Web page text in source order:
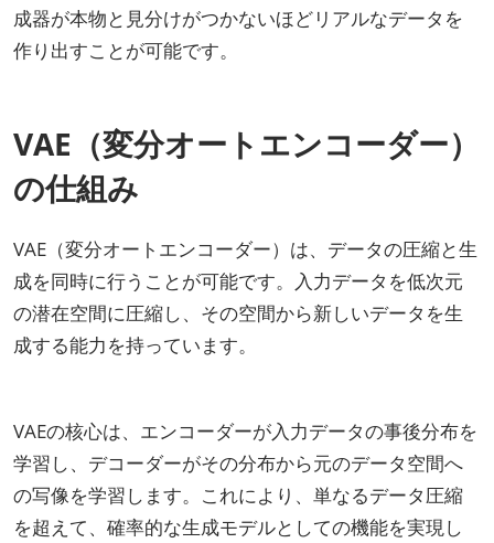
成器が本物と見分けがつかないほどリアルなデータを
作り出すことが可能です。
VAE（変分オートエンコーダー）
の仕組み
VAE（変分オートエンコーダー）は、データの圧縮と生
成を同時に行うことが可能です。入力データを低次元
の潜在空間に圧縮し、その空間から新しいデータを生
成する能力を持っています。
VAEの核心は、エンコーダーが入力データの事後分布を
学習し、デコーダーがその分布から元のデータ空間へ
の写像を学習します。これにより、単なるデータ圧縮
を超えて、確率的な生成モデルとしての機能を実現し